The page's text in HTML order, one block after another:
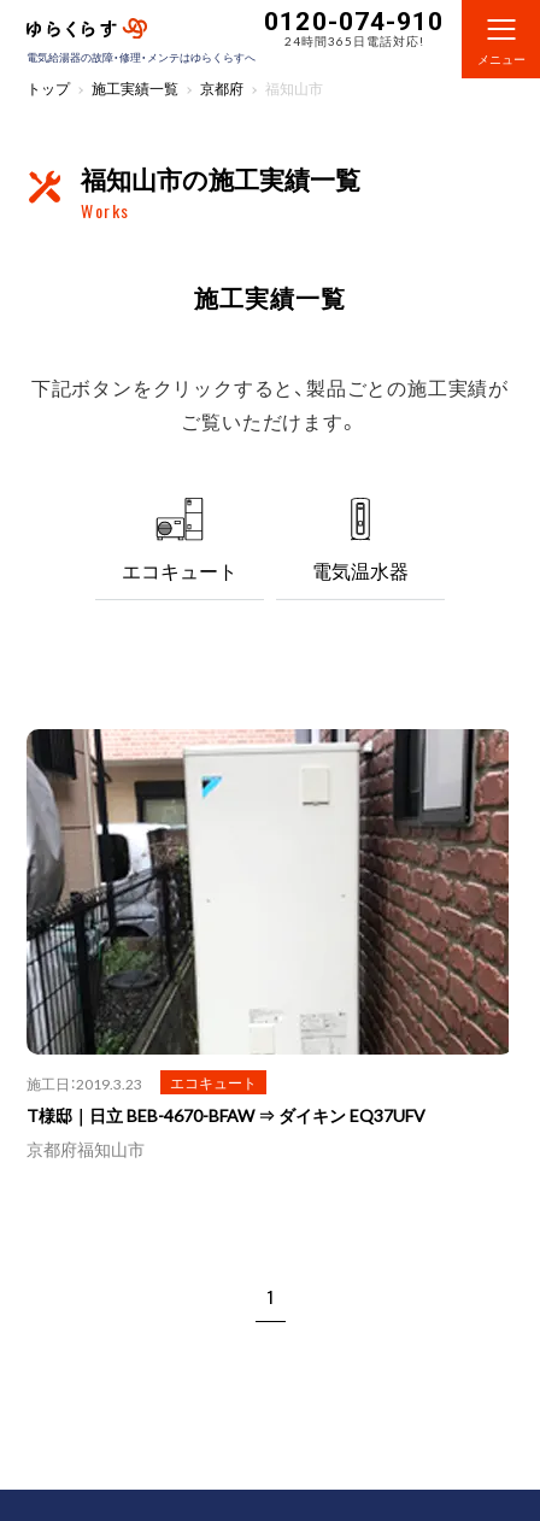
電気給湯器の故障・修理・メンテはゆらくらすへ
0120-074-910
24時間365日電話対応!
メニュー
トップ 施工実績一覧 京都府 福知山市
福知山市の施工実績一覧
Works
施工実績一覧
下記ボタンをクリックすると、製品ごとの施工実績が
ご覧いただけます。
エコキュート 電気温水器
施工日：2019.3.23 エコキュート
T様邸｜日立 BEB-4670-BFAW ⇒ ダイキン EQ37UFV
京都府福知山市
1